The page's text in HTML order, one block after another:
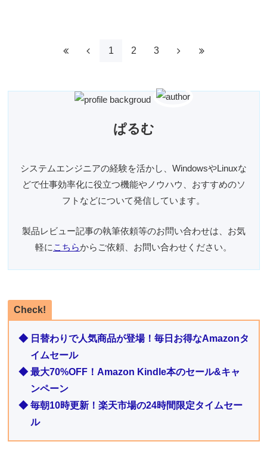
1 2 3
ぱるむ
システムエンジニアの経験を活かし、WindowsやLinuxな
どで仕事効率化に役立つ機能やノウハウ、おすすめのソ
フトなどについて発信しています。
製品レビュー記事の執筆依頼等のお問い合わせは、お気
軽に こちらからご依頼、お問い合わせください。
Check!
◆ 日替わりで人気商品が登場！毎日お得なAmazonタ
イムセール
◆ 最大70%OFF！Amazon Kindle本のセール&キャ
ンペーン
◆ 毎朝10時更新！楽天市場の24時間限定タイムセー
ル